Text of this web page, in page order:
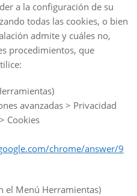
a la configuración de su
todas las cookies, o bien
admite y cuáles no,
procedimientos, que
avanzadas > Privacidad
Cookies
chrome/answer/9
el Menú Herramientas)